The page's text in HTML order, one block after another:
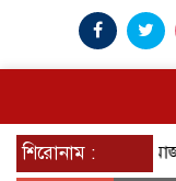
শিরোনাম :সমাজতান্ত্রিক